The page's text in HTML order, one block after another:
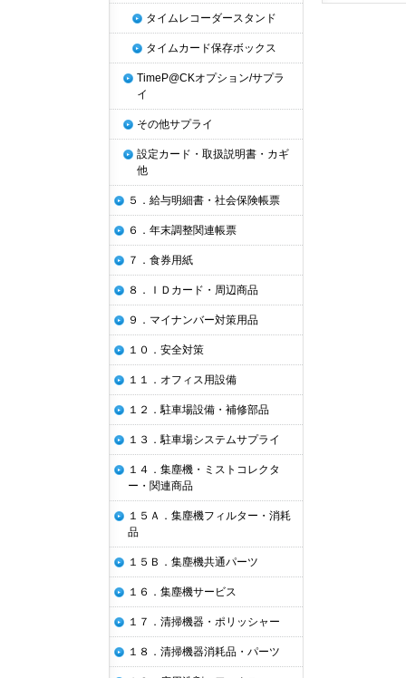
タイムレコーダースタンド
タイムカード保存ボックス
TimeP@CKオプション/サプラ
イ
その他サプライ
設定カード・取扱説明書・カギ
他
５．給与明細書・社会保険帳票
６．年末調整関連帳票
７．食券用紙
８．ＩＤカード・周辺商品
９．マイナンバー対策用品
１０．安全対策
１１．オフィス用設備
１２．駐車場設備・補修部品
１３．駐車場システムサプライ
１４．集塵機・ミストコレクタ
ー・関連商品
１５Ａ．集塵機フィルター・消耗
品
１５Ｂ．集塵機共通パーツ
１６．集塵機サービス
１７．清掃機器・ポリッシャー
１８．清掃機器消耗品・パーツ